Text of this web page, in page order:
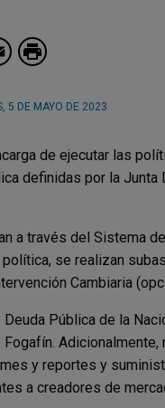
Email
5 DE MAYO DE 2023
de ejecutar las
definidas por la Junta
a través del Sistema
se realizan
Cambiaria
Pública de la
y reportes y
a creadores de